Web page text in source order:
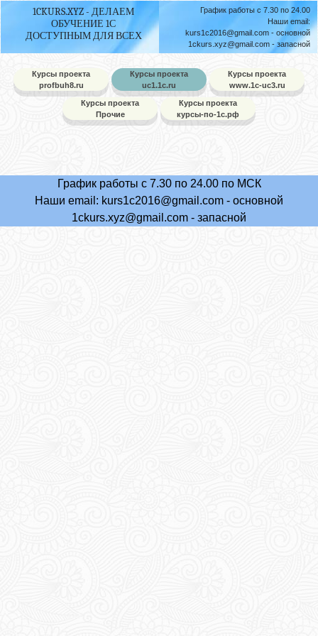
1CKURS.XYZ - ДЕЛАЕМ
ОБУЧЕНИЕ 1С
ДОСТУПНЫМ ДЛЯ ВСЕХ
График работы с 7.30 по 24.00
Наши email:
kurs1c2016@gmail.com - основной
1ckurs.xyz@gmail.com - запасной
Курсы проекта
profbuh8.ru
Курсы проекта
uc1.1c.ru
Курсы проекта
www.1c-uc3.ru
Курсы проекта
Прочие
Курсы проекта
курсы-по-1с.рф
График работы с 7.30 по 24.00 по МСК
Наши email: kurs1c2016@gmail.com - основной
1ckurs.xyz@gmail.com - запасной